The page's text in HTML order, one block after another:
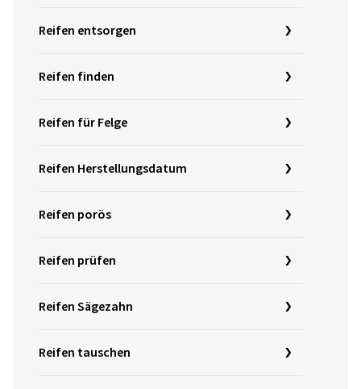
Reifen entsorgen
Reifen finden
Reifen für Felge
Reifen Herstellungsdatum
Reifen porös
Reifen prüfen
Reifen Sägezahn
Reifen tauschen